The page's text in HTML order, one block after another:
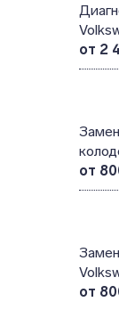
от 2
от
от